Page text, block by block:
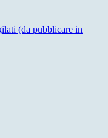
(da pubblicare in